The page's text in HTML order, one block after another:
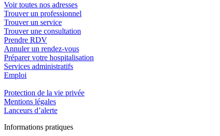
Voir toutes nos adresses
Trouver un professionnel
Trouver un service
Trouver une consultation
Prendre RDV
Annuler un rendez-vous
Préparer votre hospitalisation
Services administratifs
Emploi​
Protection de la vie privée
Mentions légales
Lanceurs d’alerte
Informations pratiques